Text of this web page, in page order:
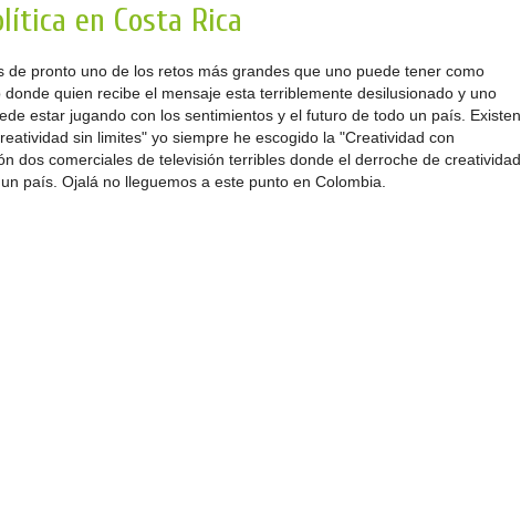
en Costa Rica
de pronto uno de los retos más grandes que uno puede tener como
donde quien recibe el mensaje esta terriblemente desilusionado y uno
estar jugando con los sentimientos y el futuro de todo un país. Existen
sin limites" yo siempre he escogido la "Creatividad con
dos comerciales de televisión terribles donde el derroche de creatividad
país. Ojalá no lleguemos a este punto en Colombia.